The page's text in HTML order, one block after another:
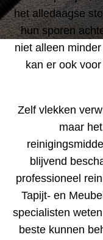
het alledaagse
hun sporen
niet alleen
kan er ook
Zelf vlekken
maar
blijvend
professioneel
Tapijt- en
specialisten
beste kunnen